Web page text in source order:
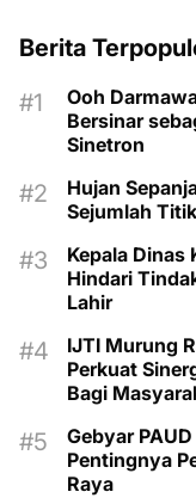
Berita
Ooh
Bersinar
Sinetron
Hujan
Sejumlah
Kepala Dinas
Hindari
Lahir
IJTI Murung
Perkuat
Bagi
Gebyar
Pentingnya
Raya